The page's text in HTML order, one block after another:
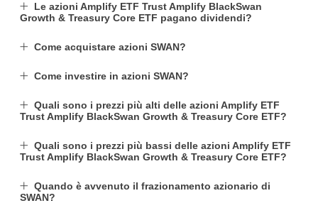
Le azioni Amplify ETF Trust Amplify BlackSwan
Growth & Treasury Core ETF pagano dividendi?
Come acquistare azioni SWAN?
Come investire in azioni SWAN?
Quali sono i prezzi più alti delle azioni Amplify ETF
Trust Amplify BlackSwan Growth & Treasury Core ETF?
Quali sono i prezzi più bassi delle azioni Amplify ETF
Trust Amplify BlackSwan Growth & Treasury Core ETF?
Quando è avvenuto il frazionamento azionario di
SWAN?